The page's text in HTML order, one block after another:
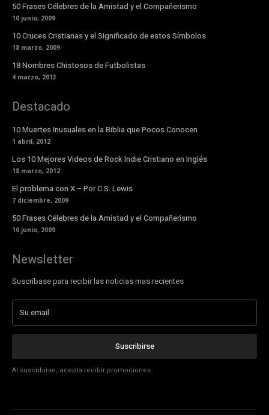
50 Frases Célebres de la Amistad y el Compañerismo
10 junio, 2009
10 Cruces Cristianas y el Significado de estos Símbolos
18 marzo, 2009
18 Nombres Chistosos de Futbolistas
4 marzo, 2013
Destacado
10 Muertes Inusuales en la Biblia que Pocos Conocen
1 abril, 2012
Los 10 Mejores Videos de Rock Indie Cristiano en Inglés
18 marzo, 2012
El problema con X – Por C.S. Lewis
7 diciembre, 2009
50 Frases Célebres de la Amistad y el Compañerismo
10 junio, 2009
Newsletter
Suscríbase para recibir las noticias mas recientes
Suscribirse
Al suscribirse, acepta recibir promociones.